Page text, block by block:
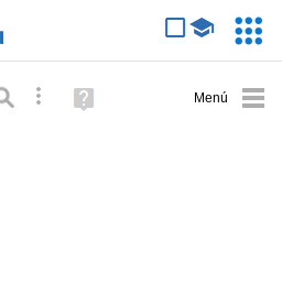
Búsqueda avanzada
Ayuda
(en